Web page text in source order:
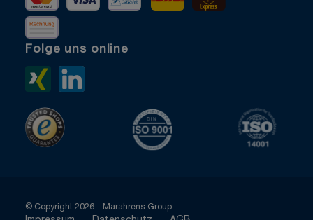
Rechnung
Folge uns online
Xing>
ISO 9001 zertifiziert
© Copyright 2026 - Marahrens Group